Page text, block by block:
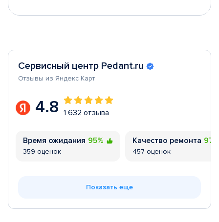
Сервисный центр Pedant.ru
Отзывы из Яндекс Карт
4.8 1 632 отзыва
Время ожидания 95%
359 оценок
Качество ремонта
457 оценок
Показать еще